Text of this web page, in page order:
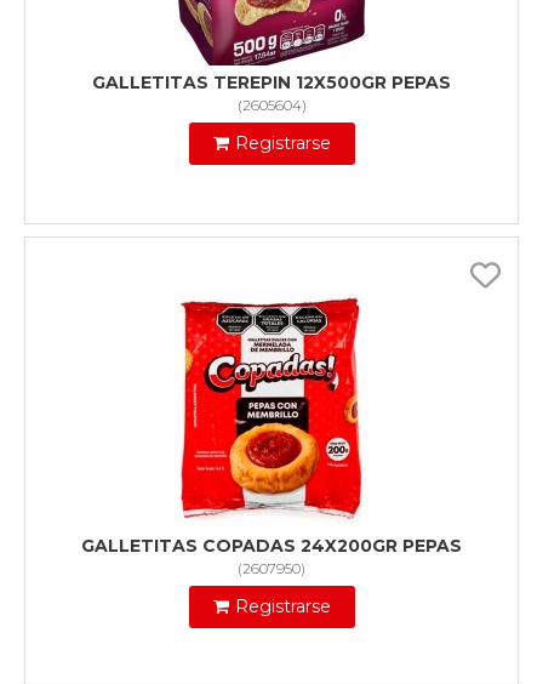
GALLETITAS TEREPIN 12X500GR PEPAS
(2605604)
Registrarse
GALLETITAS COPADAS 24X200GR PEPAS
(2607950)
Registrarse